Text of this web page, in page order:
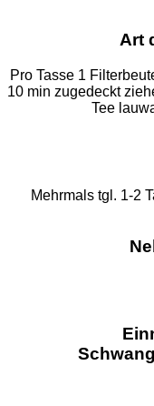
Art
Pro Tasse 1
10 min zugedeckt
Tee
Mehrmals tgl. 1-2